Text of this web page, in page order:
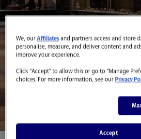
We, ourAffiliatesand partners access and store
personalise, measure, and deliver content and
improve your experience.
Click “Accept” to allow this or go to “Manage
choices. For more information, see ourPrivacy
Accept